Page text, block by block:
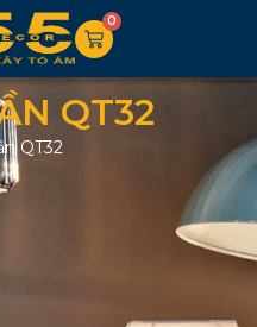
0
QT32
QT32